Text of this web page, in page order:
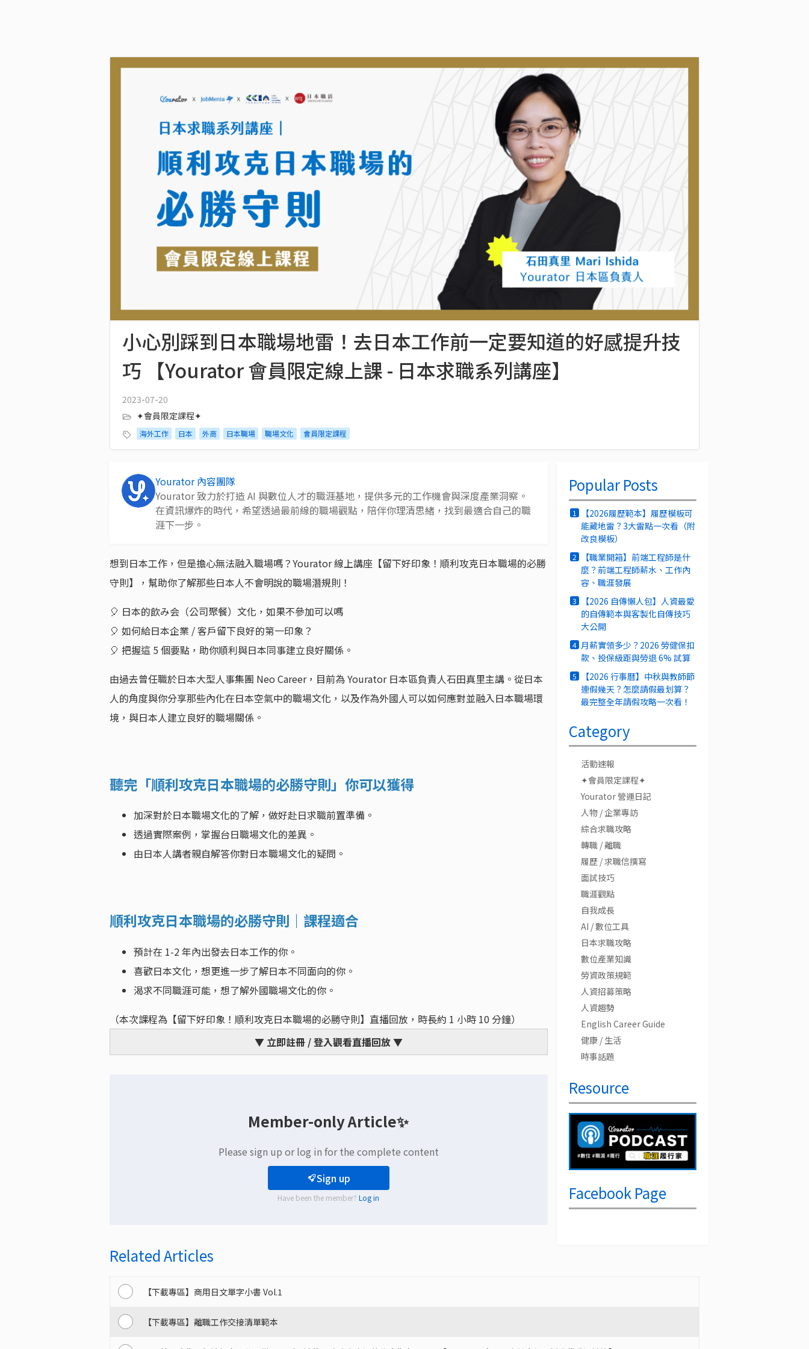
小心別踩到日本職場地雷！去日本工作前一定要知道的好感提升技
巧 【Yourator 會員限定線上課 - 日本求職系列講座】
2023-07-20
✦會員限定課程✦
海外工作 日本 外商 日本職場 職場文化 會員限定課程
Yourator 內容團隊
Yourator 致力於打造 AI 與數位人才的職涯基地，提供多元的工作機會與深度產業洞察。
在資訊爆炸的時代，希望透過最前線的職場觀點，陪伴你理清思緒，找到最適合自己的職
涯下一步。
想到日本工作，但是擔心無法融入職場嗎？Yourator 線上講座【留下好印象！順利攻克日本職場的必勝
守則】，幫助你了解那些日本人不會明說的職場潛規則！
🎈 日本的飲み会（公司聚餐）文化，如果不參加可以嗎
🎈 如何給日本企業 / 客戶留下良好的第一印象？
🎈 把握這 5 個要點，助你順利與日本同事建立良好關係。
由過去曾任職於日本大型人事集團 Neo Career，目前為 Yourator 日本區負責人石田真里主講。從日本
人的角度與你分享那些內化在日本空氣中的職場文化，以及作為外國人可以如何應對並融入日本職場環
境，與日本人建立良好的職場關係。
聽完「順利攻克日本職場的必勝守則」 你可以獲得
加深對於日本職場文化的了解，做好赴日求職前置準備。
透過實際案例，掌握台日職場文化的差異。
由日本人講者親自解答你對日本職場文化的疑問。
順利攻克日本職場的必勝守則｜課程適合
預計在 1-2 年內出發去日本工作的你。
喜歡日本文化，想更進一步了解日本不同面向的你。
渴求不同職涯可能，想了解外國職場文化的你。
（本次課程為【留下好印象！順利攻克日本職場的必勝守則】直播回放，時長約 1 小時 10 分鐘）
▼ 立即註冊 / 登入觀看直播回放 ▼
Member-only Article✨
Please sign up or log in for the complete content
Sign up
Have been the member?Log in
Popular Posts
1
【2026履歷範本】履歷模板可
能藏地雷？3大雷點一次看（附
改良模板）
2
【職業開箱】前端工程師是什
麼？前端工程師薪水、工作內
容、職涯發展
3
【2026 自傳懶人包】人資最愛
的自傳範本與客製化自傳技巧
大公開
4 月薪實領多少？2026 勞健保扣
款、投保級距與勞退 6% 試算
5
【2026 行事曆】中秋與教師節
連假幾天？怎麼請假最划算？
最完整全年請假攻略一次看！
Category
活動速報
✦會員限定課程✦
Yourator 營運日記
人物 / 企業專訪
綜合求職攻略
轉職 / 離職
履歷 / 求職信撰寫
面試技巧
職涯觀點
自我成長
AI / 數位工具
日本求職攻略
數位產業知識
勞資政策規範
人資招募策略
人資趨勢
English Career Guide
健康 / 生活
時事話題
Resource
Facebook Page
Related Articles
【下載專區】商用日文單字小書 Vol.1
【下載專區】離職工作交接清單範本